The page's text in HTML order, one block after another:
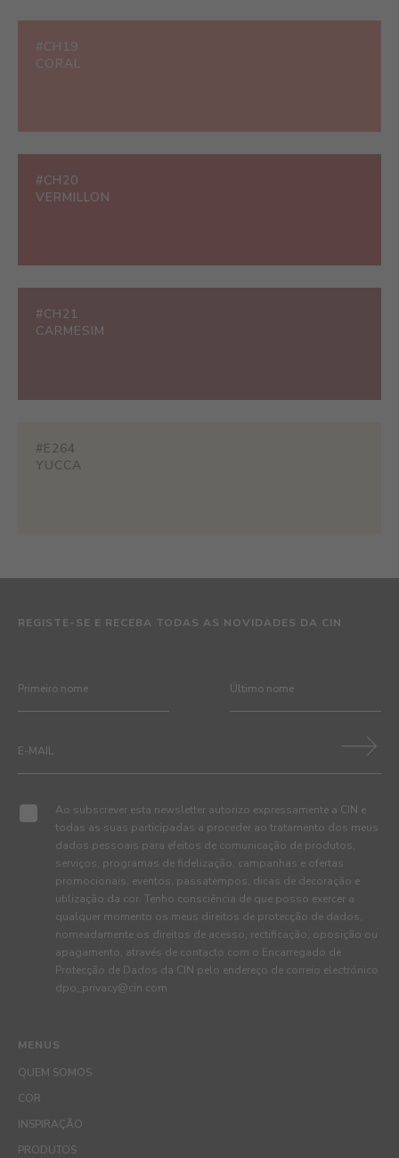
#CH19
CORAL
#CH20
VERMILLON
#CH21
CARMESIM
#E264
YUCCA
MENUS
QUEM SOMOS
COR
INSPIRAÇÃO
PRODUTOS
REGISTE-SE E RECEBA TODAS AS NOVIDADES DA CIN
Ao subscrever esta newsletter autorizo expressamente a CIN e
todas as suas participadas a proceder ao tratamento dos meus
dados pessoais para efeitos de comunicação de produtos,
serviços, programas de fidelização, campanhas e ofertas
promocionais, eventos, passatempos, dicas de decoração e
utilização da cor. Tenho consciência de que posso exercer a
qualquer momento os meus direitos de protecção de dados,
nomeadamente os direitos de acesso, rectificação, oposição ou
apagamento, através de contacto com o Encarregado de
Protecção de Dados da CIN pelo endereço de correio electrónico
dpo_privacy@cin.com